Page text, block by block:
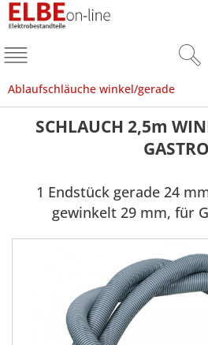
Ablaufschläuche winkel/gerade
SCHLAUCH 2,5m
GASTRO
1 Endstück gerade 24
gewinkelt 29 mm, für